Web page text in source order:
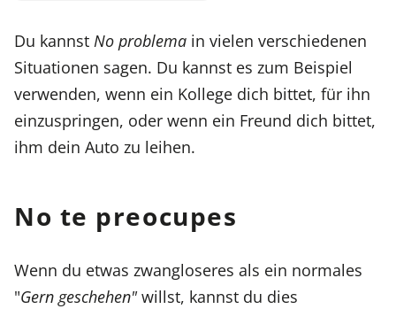
Du kannst No problema in vielen verschiedenen
Situationen sagen. Du kannst es zum Beispiel
verwenden, wenn ein Kollege dich bittet, für ihn
einzuspringen, oder wenn ein Freund dich bittet,
ihm dein Auto zu leihen.
No te preocupes
Wenn du etwas zwangloseres als ein normales
"Gern geschehen"willst, kannst du dies